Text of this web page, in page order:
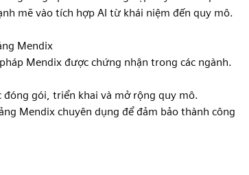
mẽ vào tích hợp AI từ khái niệm đến quy mô.
Mendix
Mendix được chứng nhận trong các ngành.
đóng gói, triển khai và mở rộng quy mô.
Mendix chuyên dụng để đảm bảo thành công